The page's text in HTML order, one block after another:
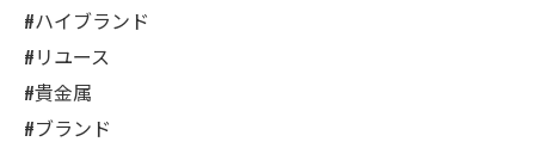
#ハイブランド
#リユース
#貴金属
#ブランド